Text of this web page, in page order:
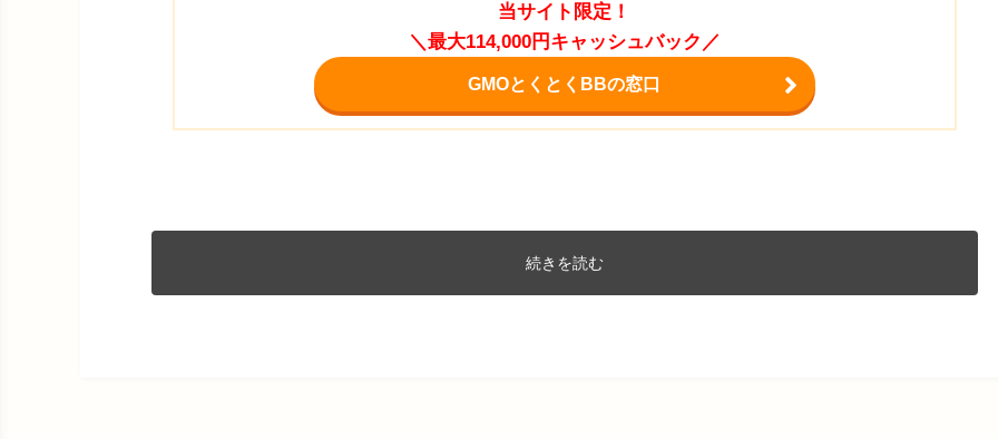
当サイト限定！
＼最大114,000円キャッシュバック／
GMOとくとくBBの窓口
続きを読む